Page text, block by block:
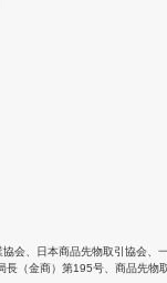
協会 日本商品先物取引協会
長（金商）第195号、商品先物